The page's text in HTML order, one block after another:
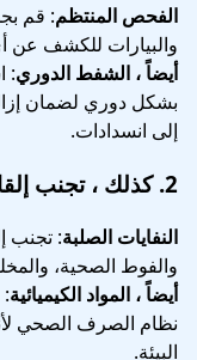
الفحص المنتظم: قم
والبيارات للكشف عن
أيضاً ، الشفط الدوري:
بشكل دوري لضمان
إلى انسدادات.
2. كذلك ، تجنب
النفايات الصلبة: تجنب
والفوط الصحية،
أيضاً ، المواد الكيميائية:
نظام الصرف الصحي
البيئة.